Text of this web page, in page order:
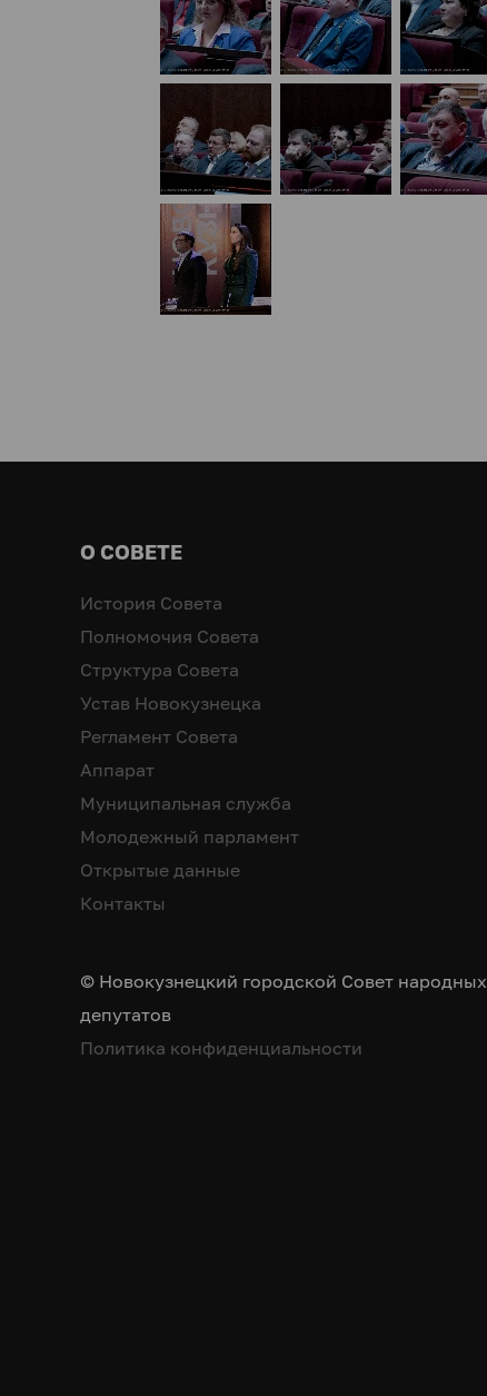
О СОВЕТЕ
История Совета
Полномочия Совета
Структура Совета
Устав Новокузнецка
Регламент Совета
Аппарат
Муниципальная служба
Молодежный парламент
Открытые данные
Контакты
© Новокузнецкий городской Совет народных
депутатов
Политика конфиденциальности